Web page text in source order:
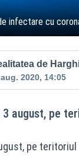
infectare cu
de
2020, 14:05
3 august, pe
pe